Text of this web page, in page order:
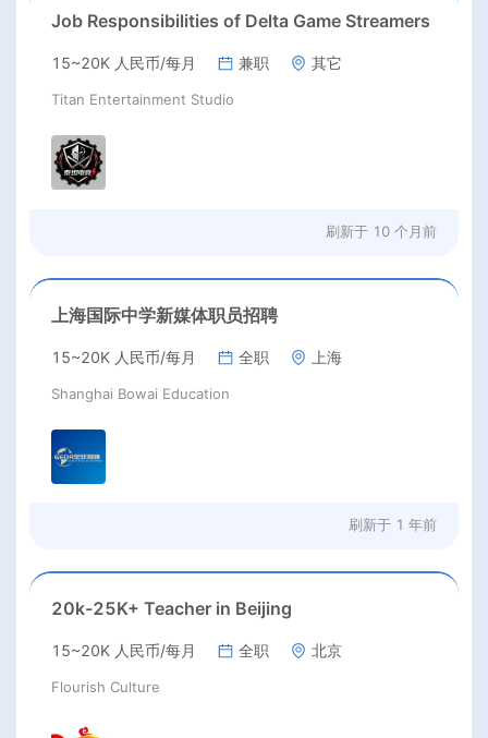
Job Responsibilities of Delta Game Streamers
15~20K 人民币/每月 兼职 其它
Titan Entertainment Studio
刷新于 10 个月前
上海国际中学新媒体职员招聘
15~20K 人民币/每月 全职 上海
Shanghai Bowai Education
刷新于 1 年前
20k-25K+ Teacher in Beijing
15~20K 人民币/每月 全职 北京
Flourish Culture